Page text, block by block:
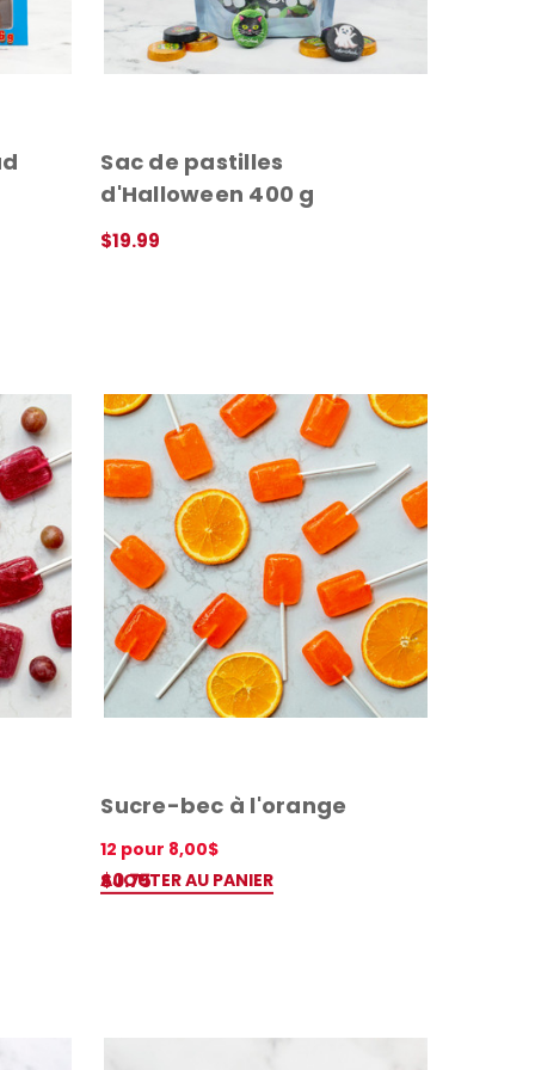
Sac de pastilles
d'Halloween 400 g
$19.99
Sucre-bec à l'orange
12 pour 8,00$
$0.75
AJOUTER AU PANIER
toi à notre
10% de rabais
inscris-toi 🤍